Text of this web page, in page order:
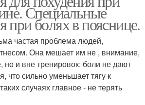
Специальные
при болях в пояснице.
частая проблема людей,
Она мешает им не , внимание,
но и вне тренировок: боли не дают
что сильно уменьшает тягу к
случаях главное - не терять